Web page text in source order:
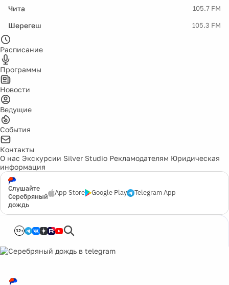
Чита 105.7 FM
Шерегеш 105.3 FM
Расписание
Программы
Новости
Ведущие
События
Контакты
О нас Экскурсии Silver Studio Рекламодателям Юридическая
информация
Слушайте
Серебряный
дождь
App Store Google Play Telegram App
12+